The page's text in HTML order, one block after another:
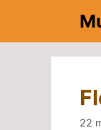
contenido
22